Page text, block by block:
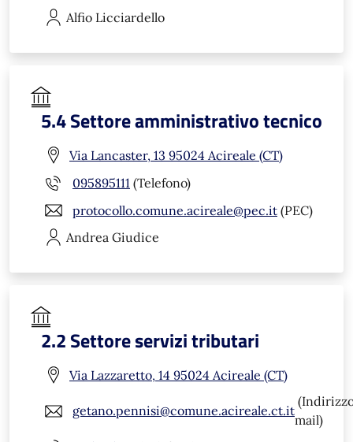
Alfio Licciardello
5.4 Settore amministrativo tecnico
Via Lancaster, 13 95024 Acireale (CT)
095895111 (Telefono)
protocollo.comune.acireale@pec.it (PEC)
Andrea Giudice
2.2 Settore servizi tributari
Via Lazzaretto, 14 95024 Acireale (CT)
getano.pennisi@comune.acireale.ct.it
mail)